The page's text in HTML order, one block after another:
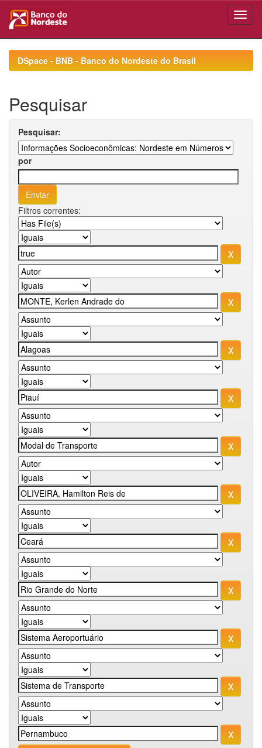
navigationDSpace - BNB - Banco do Nordeste do Brasil
Pesquisar
Pesquisar:
por
Filtros correntes: